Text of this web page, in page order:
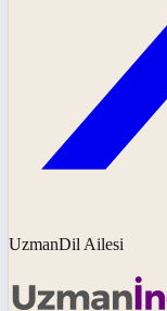
UzmanDil Ailesi